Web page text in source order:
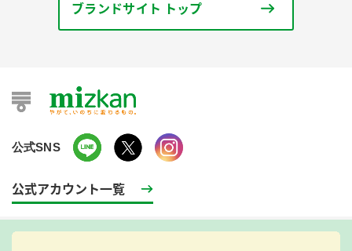
ブランドサイト トップ
公式SNS
公式アカウント一覧